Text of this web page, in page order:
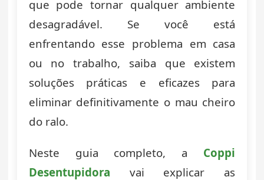
que pode tornar qualquer ambiente
desagradável. Se você está
enfrentando esse problema em casa
ou no trabalho, saiba que existem
soluções práticas e eficazes para
eliminar definitivamente o mau cheiro
do ralo.
Neste guia completo, a Coppi
Desentupidora vai explicar as